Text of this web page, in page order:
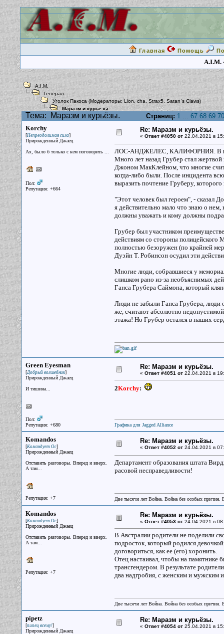
Главная Помощь
A.I.M.
A.I.M.
Генерал
Уголок Пакоса (Модераторы:Lion cha Strax5, Satan`s Claws)
Маразм и курьёзы.
Тема: Маразм и курьёзы. Страниц: 1... 67 68 69 70
Korchy
[Непреодолимая сила]
Прирожденный Джаец
Ах, было б только с кем поговорить ...
Пол:
Репутация: +664
Re: Маразм и курьёзы.
« Ответ #4050 от22.04.2021 в
ЛОС-АНДЖЕЛЕС, КАЛИФОРНИЯ. В
Много лет назад Грубер стал
Джоном МакКлейном, что многие
когда-либо были. После инцидента
выразить почтение Груберу,
"Этот человек был героем", - сказал
я действительно мало что знаю о нем,
должны уважать и кому должны
Грубер был участником
действиям со стороны полицейского
полностью безоружен (по крайней
Дуэйн Т. Робинсон осудил эти
Многие люди, собравшиеся у
слишком рано из-за необъяснимых
Ганса Грубера Саймона, который
Люди не забыли Ганса Грубера, люди
же, считают абсолютно
этажа! Но Грубер остался в наших
Green Eyesman
[Добрый волшебник]
Прирожденный Джаец
И тишина...
Пол:
Репутация: +680
Re: Маразм и курьёзы.
« Ответ #4051 от22.04.2021 в
2Korchy:
Графика для Jagged Alliance
Komandos
[Командует Ос]
Прирожденный Джаец
Отставить разговоры. Вперед и вверх.
А там...
Репутация: +7
Re: Маразм и курьёзы.
« Ответ #4052 от24.04.2021 в
Департамент образования штата
расовой несправедливости!
Две тысячи лет Война. Война без особых
Komandos
[Командует Ос]
Прирожденный Джаец
Отставить разговоры. Вперед и вверх.
А там...
Репутация: +7
Re: Маразм и курьёзы.
« Ответ #4053 от24.04.2021 в
В Австралии родители не поделили
подросток, который родился
договориться, как ее (его) хоронить.
Отец настаивал, чтобы на памятнике
трансгендером. В результате
два надгробия, с женским и мужским
Две тысячи лет Война. Война без особых
pipetz
[пипец всему!]
Прирожденный Джаец
Re: Маразм и курьёзы.
« Ответ #4054 от25.04.2021 в